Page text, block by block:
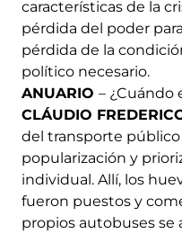
características de la
pérdida del poder
pérdida de la
político necesario.
ANUARIO – ¿Cuándo
CLÁUDIO
del transporte público
popularización y
individual. Allí, los
fueron puestos y
propios autobuses se